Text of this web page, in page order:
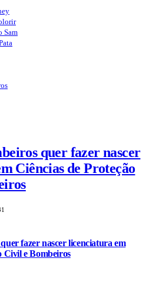
Sam
quer fazer nascer
Ciências de Proteção
fazer nascer licenciatura em
Civil e Bombeiros